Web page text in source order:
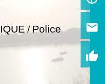
/ Police email
thumb_up